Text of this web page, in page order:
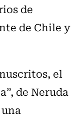
de
de Chile y
el
de Neruda